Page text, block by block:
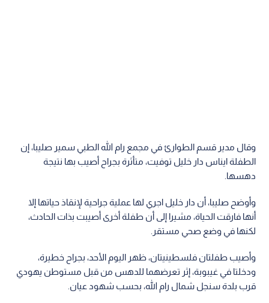
وقال مدير قسم الطوارئ في مجمع رام الله الطبي سمير صليبا، إن
الطفلة ايناس دار خليل توفيت، متأثرة بجراح أصيب بها نتيجة
دهسها.
وأوضح صليبا، أن دار خليل اجري لها عملية جراحية لإنقاذ حياتها إلا
أنها فارقت الحياة، مشيرا إلى أن طفلة أخرى أصيبت بذات الحادث،
لكنها في وضع صحي مستقر.
وأصيب طفلتان فلسطينيتان، ظهر اليوم الأحد، بجراح خطيرة،
ودخلتا في غيبوبة، إثر تعرضهما للدهس من قبل مستوطن يهودي
قرب بلدة سنجل شمال رام الله، بحسب شهود عيان.